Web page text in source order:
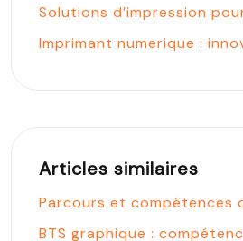
Solutions d’impression
Imprimant numerique :
Articles similaires
Parcours et compétences
BTS graphique :